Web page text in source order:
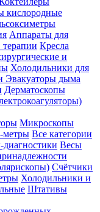
кислородные
Аппараты для
терапии Кресла
и
Холодильники для
Эвакуаторы дыма
Дерматоскопы
Микроскопы
метры Все категории
Весы
Счётчики
Холодильники и
Штативы